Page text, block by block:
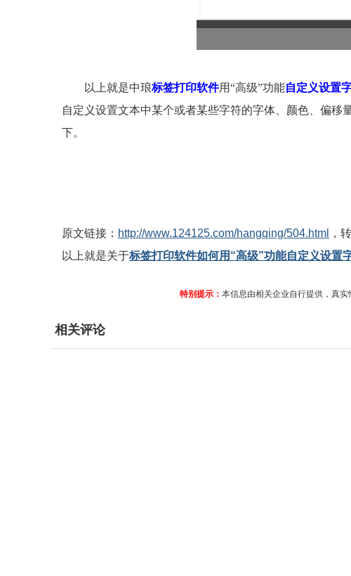
以上就是中琅标签打印软件用“高级”功能自定义设置
自定义设置文本中某个或者某些字符的字体、颜色、偏
下。
原文链接： http://www.124125.com/hangqing/504.html
，
以上就是关于标签打印软件如何用“高级”功能自定义设置
特别提示： 本信息由相关企业自行提供，真实
相关评论